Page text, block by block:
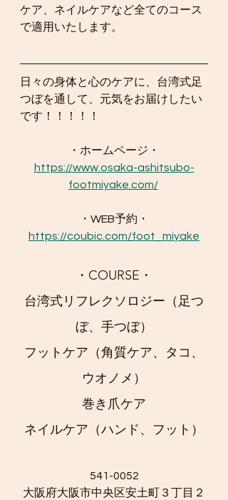
ケア、ネイルケアなど全てのコース
で適用いたします。
日々の身体と心のケアに、台湾式足
つぼを通して、元気をお届けしたい
です！！！！！
・ホームページ・
https://www.osaka-ashitsubo-
footmiyake.com/
・WEB予約・
https://coubic.com/foot_miyake
・COURSE・
台湾式リフレクソロジー（足つ
ぼ、手つぼ）
フットケア（角質ケア、タコ、
ウオノメ）
巻き爪ケア
​ネイルケア（ハンド、フット）
541-0052
大阪府大阪市中央区安土町３丁目２